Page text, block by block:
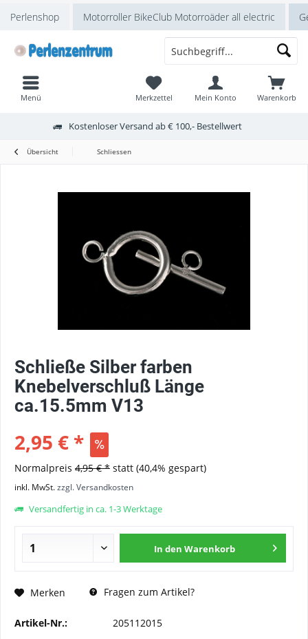
Perlenshop Motorroller BikeClub Motorroäder all electric
Kostenloser Versand ab € 100,- Bestellwert
Warenkorb
Merkzettel Mein Konto
Menü
Übersicht Schliessen
Schließe Silber farben
Knebelverschluß Länge
ca.15.5mm V13
2,95 € *
Normalpreis 4,95 € * statt (40,4% gespart)
inkl. MwSt.zzgl. Versandkosten
Versandfertig in ca. 1-3 Werktage
In den Warenkorb
Merken Fragen zum Artikel?
Artikel-Nr.: 205112015